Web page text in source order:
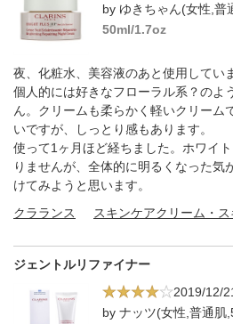
by ゆきちゃん(女性,普
50ml/1.7oz
夜、化粧水、美容液のあと使用してい
個人的には好きなフローラル系？のよ
ん。クリームも柔らかく軽いクリーム
いですが、しっとり感もあります。
使って1ヶ月ほど経ちました。ホワイ
りませんが、全体的に明るくなった気
けてみようと思います。
クラランス
ジェントルリファイナー
2019/12/
by ナッツ(女性,普通肌